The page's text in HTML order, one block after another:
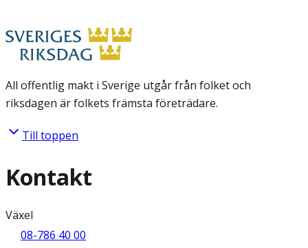
All offentlig makt i Sverige utgår från folket och
riksdagen är folkets främsta företrädare.
Till toppen
Kontakt
Växel
08-786 40 00